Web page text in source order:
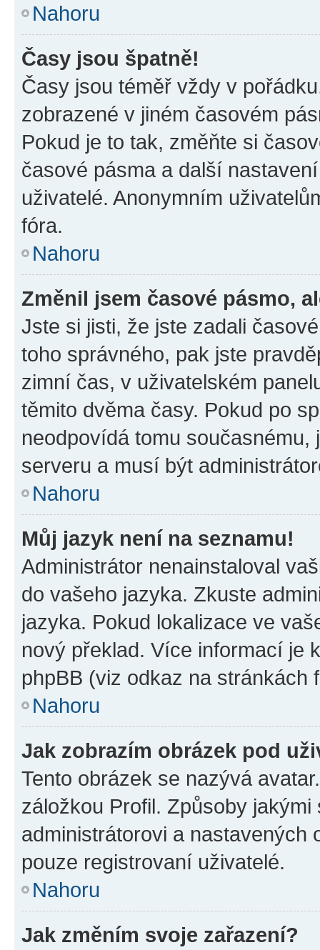
Nahoru
Časy jsou špatně!
Časy jsou téměř vždy v
zobrazené v jiném časovém
Pokud je to tak, změňte si
časové pásma a další
uživatelé. Anonymním
fóra.
Nahoru
Změnil jsem časové pásmo,
Jste si jisti, že jste zadali
toho správného, pak jste
zimní čas, v uživatelském
těmito dvěma časy. Pokud po
neodpovídá tomu
serveru a musí být
Nahoru
Můj jazyk není na seznamu!
Administrátor nenainstaloval
do vašeho jazyka. Zkuste
jazyka. Pokud lokalizace ve
nový překlad. Více informací je
phpBB (viz odkaz na stránkách
Nahoru
Jak zobrazím obrázek pod
Tento obrázek se nazývá
záložkou Profil. Způsoby
administrátorovi a nastavených
pouze registrovaní uživatelé.
Nahoru
Jak změním svoje zařazení?